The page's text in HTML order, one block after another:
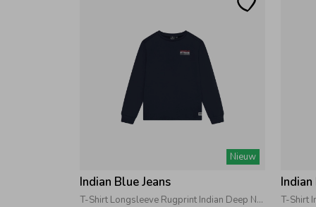
Nieuw
Indian Blue Jeans
T-Shirt Longsleeve Rugprint Indian Deep Navy
Indian
T-Shirt